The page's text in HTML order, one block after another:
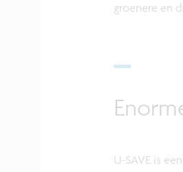
groenere en
U-SAVE is